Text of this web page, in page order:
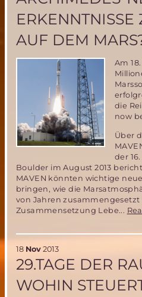
ERKENNTNISSE
AUF DEM
Am
die
now
Über
der
Boulder im August 2013
MAVEN könnten wichtige
bringen, wie die
von Jahren
Zusammensetzung Lebe...
18 Nov 2013
29.TAGE DER
WOHIN